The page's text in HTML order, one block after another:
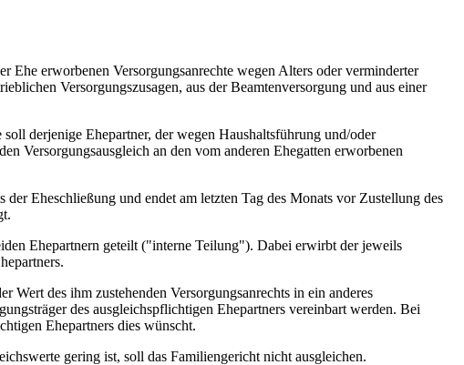
Ehe erworbenen Versorgungsanrechte wegen Alters oder verminderter
Versorgungszusagen, aus der Beamtenversorgung und aus einer
derjenige Ehepartner, der wegen Haushaltsführung und/oder
Versorgungsausgleich an den vom anderen Ehegatten erworbenen
Eheschließung und endet am letzten Tag des Monats vor Zustellung des
Ehepartnern geteilt ("interne Teilung"). Dabei erwirbt der jeweils
des ihm zustehenden Versorgungsanrechts in ein anderes
des ausgleichspflichtigen Ehepartners vereinbart werden. Bei
Ehepartners dies wünscht.
gering ist, soll das Familiengericht nicht ausgleichen.